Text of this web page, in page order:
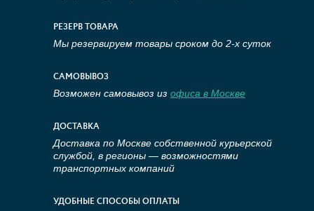
РЕЗЕРВ ТОВАРА
Мы резервируем товары сроком до 2-х суток
САМОВЫВОЗ
Возможен самовывоз из офиса в Москве
ДОСТАВКА
Доставка по Москве собственной курьерской
службой, в регионы — возможностями
транспортных компаний
УДОБНЫЕ СПОСОБЫ ОПЛАТЫ